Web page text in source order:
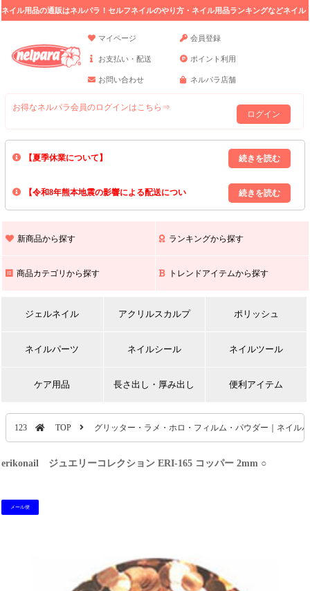
ネイル用品の通販はネルパラ！セルフネイルのやり方・ネイル用品ランキングなどネイル
マイページ
会員登録
お支払い・配送 ポイント利用
お問い合わせ ネルパラ店舗
お得なネルパラ会員のログインはこちら⇒
ログイン
【夏季休業について】
8/13(木)～8/16(日)の間｢出荷業務・お問い合わせ業務｣はお休みいたしま
上記期間中のご注文・お問い合わせは8/17(月)以降の対応となりますので
【令和8年熊本地震の影響による配送につい
また､ 九州全域でお荷物のお届けに遅延が生じております｡
新商品から探す ランキングから探す
商品カテゴリから探す トレンドアイテムから探す
ジェルネイル アクリルスカルプ ポリッシュ
ネイルパーツ ネイルシール ネイルツール
ケア用品 長さ出し・厚み出し 便利アイテム
123 TOP グリッター・ラメ・ホロ・フィルム・パウダー｜ネイル
erikonail ジュエリーコレクション ERI-165 コッパー 2mm ○
メール便